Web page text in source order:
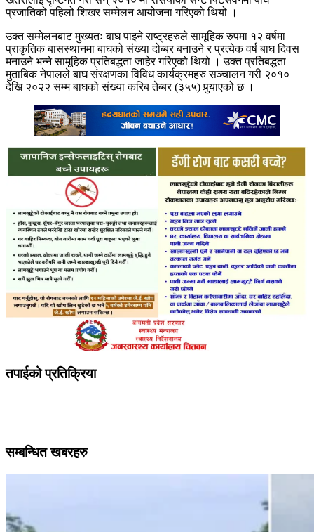
प्रजातिको पहिलो शिखर सम्मेलन आयोजना गरिएको थियो ।
उक्त सम्मेलनबाट मुख्यतः बाघ पाइने राष्ट्रहरुले सामूहिक रुपमा १२ वर्षमा
प्राकृतिक बासस्थानमा बाघको संख्या दोब्बर बनाउने र प्रत्येक वर्ष बाघ दिवस
मनाउने भन्ने सामूहिक प्रतिबद्धता जाहेर गरिएको थियो । उक्त प्रतिबद्धता
मुताबिक नेपालले बाघ संरक्षणका विविध कार्यक्रमहरु सञ्चालन गरी २०१०
देखि २०२२ सम्म बाघको संख्या करिब तेब्बर (३५५) पुर्‍याएको छ ।
तपाईको प्रतिक्रिया
सम्बन्धित खबरहरु